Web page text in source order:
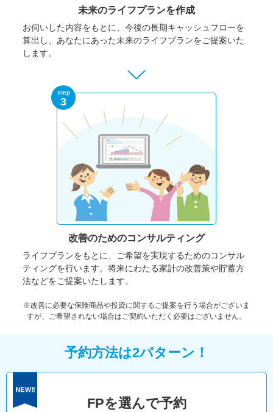
未来のライフプランを作成
お伺いした内容をもとに、今後の長期キャッシュフローを
算出し、あなたにあった未来のライフプランをご提案いた
します。
step
3
改善のためのコンサルティング
ライフプランをもとに、ご希望を実現するためのコンサル
ティングを行います。将来にわたる家計の改善策や貯蓄方
法などをご提案いたします。
※改善に必要な保険商品や投資に関するご提案を行う場合がございま
すが、ご希望されない場合はご契約いただく必要はございません。
予約方法は2パターン！
FPを選んで予約